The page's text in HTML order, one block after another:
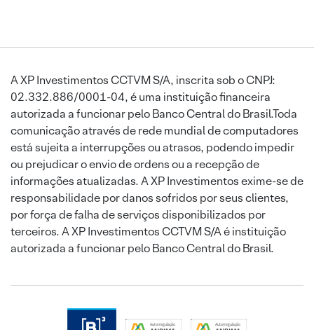
A XP Investimentos CCTVM S/A, inscrita sob o CNPJ:
02.332.886/0001-04, é uma instituição financeira
autorizada a funcionar pelo Banco Central do Brasil.Toda
comunicação através de rede mundial de computadores
está sujeita a interrupções ou atrasos, podendo impedir
ou prejudicar o envio de ordens ou a recepção de
informações atualizadas. A XP Investimentos exime-se de
responsabilidade por danos sofridos por seus clientes,
por força de falha de serviços disponibilizados por
terceiros. A XP Investimentos CCTVM S/A é instituição
autorizada a funcionar pelo Banco Central do Brasil.